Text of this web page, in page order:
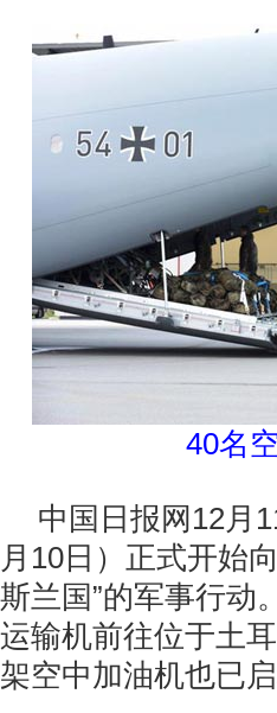
40名
中国日报网12月
月10日）正式开始
斯兰国”的军事行动
运输机前往位于土
架空中加油机也已启